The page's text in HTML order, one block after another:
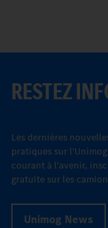
RESTEZ
Les dernières
pratiques sur
courant à l'avenir,
gratuite sur les
Unimog News